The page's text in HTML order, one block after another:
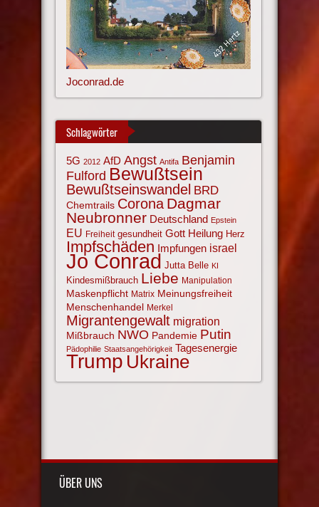
Joconrad.de
Schlagwörter
5G 2012 AfD Angst Antifa Benjamin
Fulford Bewußtsein
Bewußtseinswandel BRD
Chemtrails Corona Dagmar
Neubronner Deutschland Epstein
EU Freiheit gesundheit Gott Heilung Herz
Impfschäden Impfungen israel
Jo Conrad Jutta Belle KI
Kindesmißbrauch Liebe Manipulation
Maskenpflicht Matrix Meinungsfreiheit
Menschenhandel Merkel
Migrantengewalt migration
Mißbrauch NWO Pandemie Putin
Pädophilie Staatsangehörigkeit Tagesenergie
Trump Ukraine
ÜBER UNS